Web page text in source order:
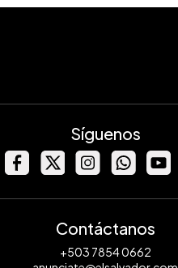
Síguenos
Contáctanos
+503 7854 0662